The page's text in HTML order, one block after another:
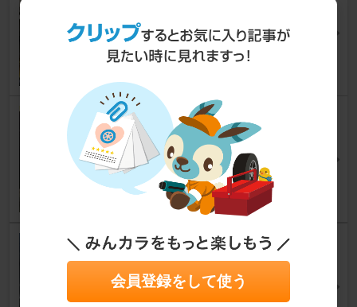
エクシーガ [YA]
omega.さん
20
1
ホイール・タイヤ交換。インチ
アップ (17->18)
エクシーガ [YA]
mabotsさん
31
2
タイヤの空気圧 備忘録
エクシーガ
ヤッチャさん
会員登録をして使う